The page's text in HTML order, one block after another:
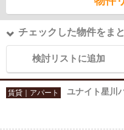
チェックした物件をま
検討リストに追加
賃貸｜アパート ユナイト星川